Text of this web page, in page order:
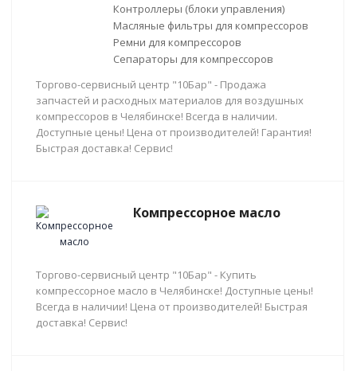
Контроллеры (блоки управления)
Масляные фильтры для компрессоров
Ремни для компрессоров
Сепараторы для компрессоров
Торгово-сервисный центр "10Бар" - Продажа
запчастей и расходных материалов для воздушных
компрессоров в Челябинске! Всегда в наличии.
Доступные цены! Цена от производителей! Гарантия!
Быстрая доставка! Сервис!
Компрессорное масло
Торгово-сервисный центр "10Бар" - Купить
компрессорное масло в Челябинске! Доступные цены!
Всегда в наличии! Цена от производителей! Быстрая
доставка! Сервис!